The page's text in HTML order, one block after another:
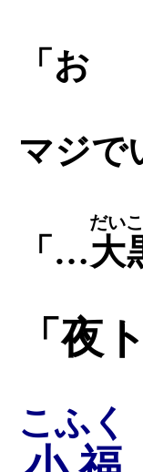
「お
マジで
「…大
だい
「夜
こふく